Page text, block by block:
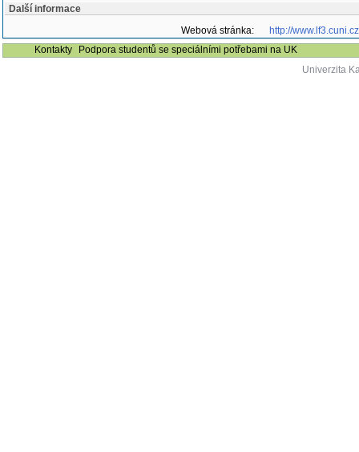
Další informace
Webová stránka:
http://
Kontakty
Podpora studentů se speciálními potřebami na UK
Univerzita